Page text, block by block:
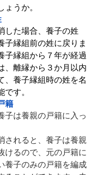
ょうか。
した場合、養子の姓
子縁組前の姓に戻りま
子縁組から７年が経過
、離縁から３か月以内
、養子縁組時の姓を名
です。
籍
子は養親の戸籍に入っ
されると、養子は養親
けるので、元の戸籍に
養子のみの戸籍を編成